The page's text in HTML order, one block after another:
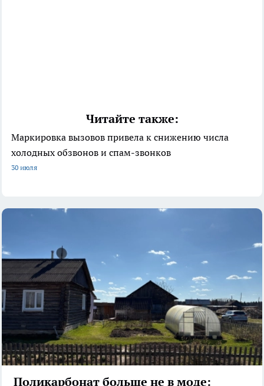
Читайте также:
Маркировка вызовов привела к снижению числа
холодных обзвонов и спам-звонков
30 июля
Поликарбонат больше не в моде: